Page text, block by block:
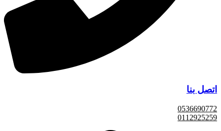
اتصل بنا
0536690772
0112925259